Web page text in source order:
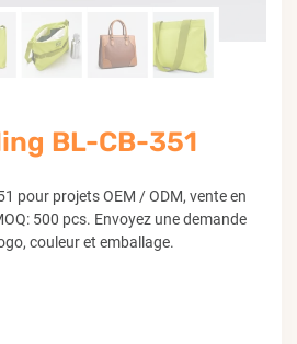
BL-CB-351
pour projets OEM / ODM, vente en
500 pcs. Envoyez une demande
couleur et emballage.